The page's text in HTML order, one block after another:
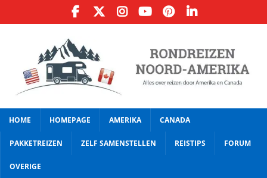
HOME HOMEPAGE AMERIKA CANADA
PAKKETREIZEN ZELF SAMENSTELLEN REISTIPS FORUM
OVERIGE